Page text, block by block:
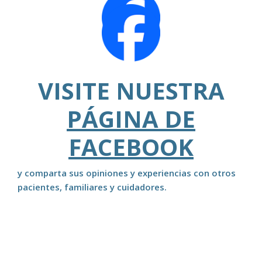
VISITE NUESTRA
PÁGINA DE
FACEBOOK
y comparta sus opiniones y experiencias con otros
pacientes, familiares y cuidadores.